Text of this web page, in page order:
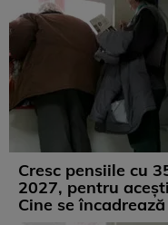
Cresc pensiile cu
2027, pentru
Cine se